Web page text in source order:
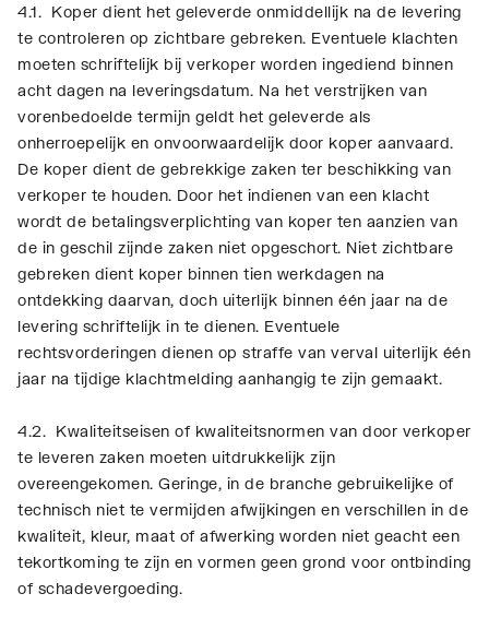
4.1. Koper dient het geleverde onmiddellijk na de levering
te controleren op zichtbare gebreken. Eventuele klachten
moeten schriftelijk bij verkoper worden ingediend binnen
acht dagen na leveringsdatum. Na het verstrijken van
vorenbedoelde termijn geldt het geleverde als
onherroepelijk en onvoorwaardelijk door koper aanvaard.
De koper dient de gebrekkige zaken ter beschikking van
verkoper te houden. Door het indienen van een klacht
wordt de betalingsverplichting van koper ten aanzien van
de in geschil zijnde zaken niet opgeschort. Niet zichtbare
gebreken dient koper binnen tien werkdagen na
ontdekking daarvan, doch uiterlijk binnen één jaar na de
levering schriftelijk in te dienen. Eventuele
rechtsvorderingen dienen op straffe van verval uiterlijk één
jaar na tijdige klachtmelding aanhangig te zijn gemaakt.
4.2. Kwaliteitseisen of kwaliteitsnormen van door verkoper
te leveren zaken moeten uitdrukkelijk zijn
overeengekomen. Geringe, in de branche gebruikelijke of
technisch niet te vermijden afwijkingen en verschillen in de
kwaliteit, kleur, maat of afwerking worden niet geacht een
tekortkoming te zijn en vormen geen grond voor ontbinding
of schadevergoeding.